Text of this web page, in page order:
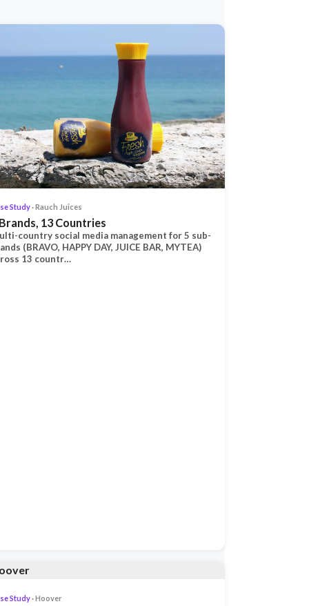
Study· Rauch Juices
13 Countries
country social media management for 5 sub-
(BRAVO, HAPPY DAY, JUICE BAR, MYTEA)
13 countr…
Study· Hoover